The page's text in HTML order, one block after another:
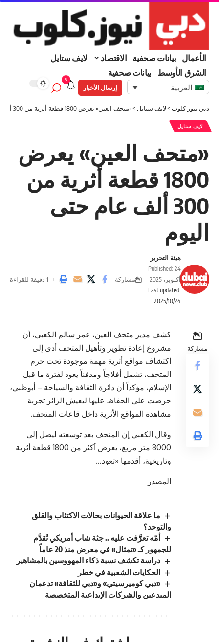
الأعمال بيانات صحفية الاقتصاد
لايف ستايل
الشرق الأوسط
بيانات صحفية
العربية إرسال الأخبار
9
دبي نيوز كلوب> لايف ستايل >«متحف العين» يعرض 1800 قطعة أثرية من 300 ألف عام حتى اليوم
لايف ستايل
«متحف العين» يعرض
1800 قطعة أثرية من
300 ألف عام حتى
اليوم
Last updated:
2025/10/24
هيئة التحرير
Published: 24
أكتوبر، 2025
مشاركة 1 دقيقة للقراءة
مشاركة
كشف مدير متحف العين، عمر سالم الكعبي، أن
مشروع إعادة تطوير وتأهيل المتحف أدى إلى
اكتشاف مواقع أثرية مهمة موجودة تحت حرم
المتحف، تشمل أفلاجاً ومدفناً يعود لفترة ما قبل
الإسلام، مؤكداً أن دائرة الثقافة والسياحة – أبوظبي،
حرصت على الحفاظ عليها ليعيش الزائر تجربة
مشاهدة المواقع الأثرية داخل قاعات المتحف.
وقال الكعبي إن المتحف بعد توسعته ليصل إلى
8000 متر مربع، يعرض أكثر من 1800 قطعة أثرية
وتاريخية، أقدمها «تعود…
المصدر
ما علاقة الحيوانات بحالات الاكتئاب والقلق
والتوحد؟
أمّه تعرَّفت عليه .. جثة شاب أمريكي تُقدَّم
للجمهور كـ «تمثال» في معرض منذ 20 عاماً
دراسة تكشف نسبة ذكاء المهووسين بالمشاهير
الحكايات الشعبية في خطر
«دبي كوميرسيتي» و«دبي للثقافة» تدعمان
المبدعين والشركات الإبداعية المتخصصة